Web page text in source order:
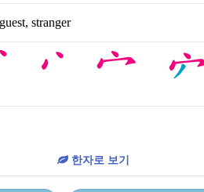
guest, stranger
한자로 보기